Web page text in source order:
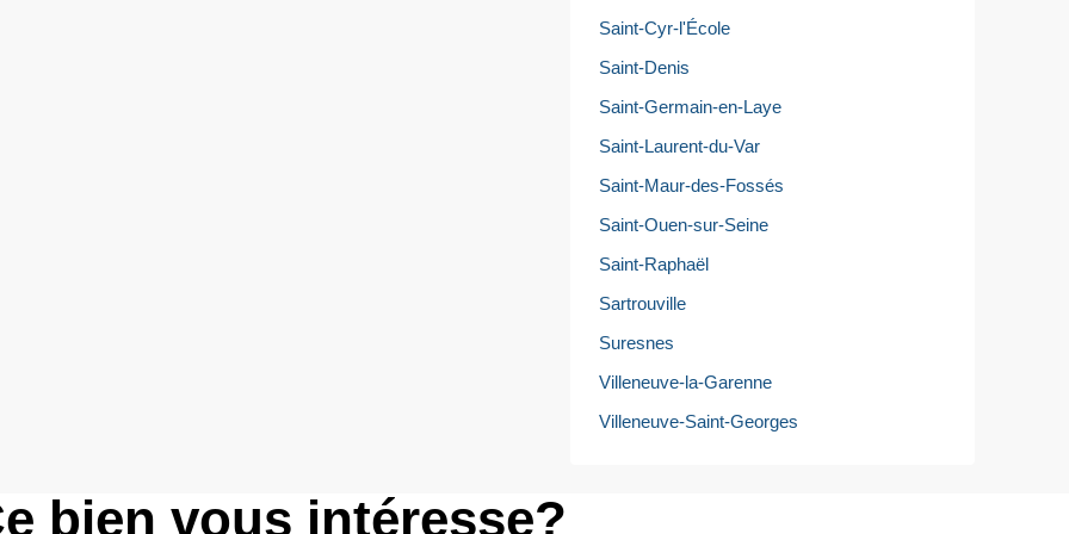
Saint-Cyr-l'École
Saint-Denis
Saint-Germain-en-Laye
Saint-Laurent-du-Var
Saint-Maur-des-Fossés
Saint-Ouen-sur-Seine
Saint-Raphaël
Sartrouville
Suresnes
Villeneuve-la-Garenne
Villeneuve-Saint-Georges
bien vous intéresse?